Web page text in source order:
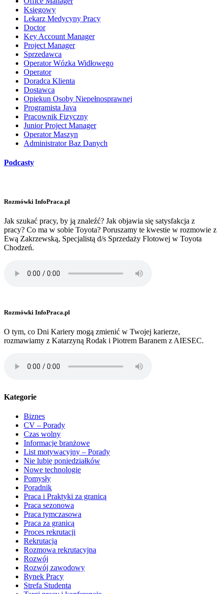
Księgowy
Lekarz Medycyny Pracy
Doctor
Key Account Manager
Project Manager
Sprzedawca
Operator Wózka Widłowego
Operator
Doradca Klienta
Dostawca
Opiekun Osoby Niepełnosprawnej
Programista Java
Pracownik Fizyczny
Junior Project Manager
Operator Maszyn
Administrator Baz Danych
Podcasty
Rozmówki InfoPraca.pl
Jak szukać pracy, by ją znaleźć? Jak objawia się satysfakcja z
pracy? Co ma w sobie Toyota? Poruszamy te kwestie w rozmowie z
Ewą Zakrzewską, Specjalistą d/s Sprzedaży Flotowej w Toyota
Chodzeń.
Rozmówki InfoPraca.pl
O tym, co Dni Kariery mogą zmienić w Twojej karierze,
rozmawiamy z Katarzyną Rodak i Piotrem Baranem z AIESEC.
Kategorie
Biznes
CV – Porady
Czas wolny
Informacje branżowe
List motywacyjny – Porady
Nie lubię poniedziałków
Nowe technologie
Pomysły
Poradnik
Praca i Praktyki za granicą
Praca sezonowa
Praca tymczasowa
Praca za granicą
Proces rekrutacji
Rekrutacja
Rozmowa rekrutacyjna
Rozwój
Rozwój zawodowy
Rynek Pracy
Strefa Studenta